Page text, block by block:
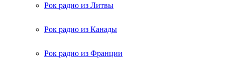
Рок радио из Литвы
Рок радио из Канады
Рок радио из Франции